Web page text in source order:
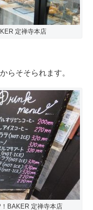
定禅寺本店
らそそられます。
BAKER 定禅寺本店